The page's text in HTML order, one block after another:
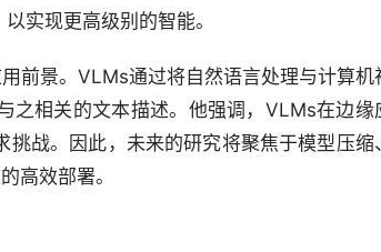
实现更高级别的智能。
前景。VLMs通过将自然语言处理与计算机
之相关的文本描述。他强调，VLMs在边缘
战。因此，未来的研究将聚焦于模型压缩、
高效部署。